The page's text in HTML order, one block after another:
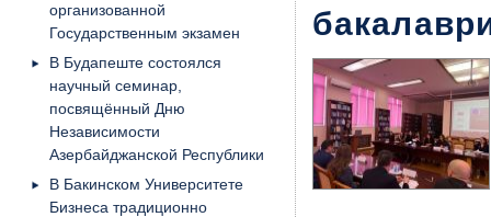
организованной
Государственным экзамен
В Будапеште состоялся
научный семинар,
посвящённый Дню
Независимости
Азербайджанской Республики
В Бакинском Университете
Бизнеса традиционно